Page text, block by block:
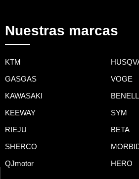
Nuestras marcas
KTM
GASGAS VOGE
KAWASAKI
KEEWAY SYM
RIEJU BETA
SHERCO
QJmotor HERO